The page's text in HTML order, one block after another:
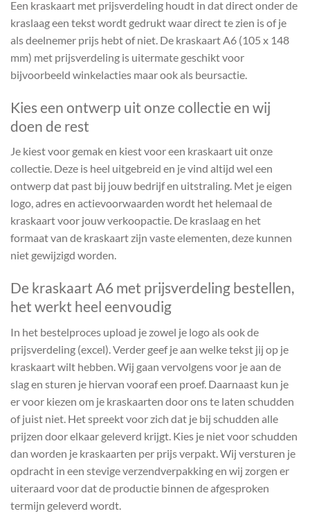
Een kraskaart met prijsverdeling houdt in dat direct onder de
kraslaag een tekst wordt gedrukt waar direct te zien is of je
als deelnemer prijs hebt of niet. De kraskaart A6 (105 x 148
mm) met prijsverdeling is uitermate geschikt voor
bijvoorbeeld winkelacties maar ook als beursactie.
Kies een ontwerp uit onze collectie en wij
doen de rest
Je kiest voor gemak en kiest voor een kraskaart uit onze
collectie. Deze is heel uitgebreid en je vind altijd wel een
ontwerp dat past bij jouw bedrijf en uitstraling. Met je eigen
logo, adres en actievoorwaarden wordt het helemaal de
kraskaart voor jouw verkoopactie. De kraslaag en het
formaat van de kraskaart zijn vaste elementen, deze kunnen
niet gewijzigd worden.
De kraskaart A6 met prijsverdeling bestellen,
het werkt heel eenvoudig
In het bestelproces upload je zowel je logo als ook de
prijsverdeling (excel). Verder geef je aan welke tekst jij op je
kraskaart wilt hebben. Wij gaan vervolgens voor je aan de
slag en sturen je hiervan vooraf een proef. Daarnaast kun je
er voor kiezen om je kraskaarten door ons te laten schudden
of juist niet. Het spreekt voor zich dat je bij schudden alle
prijzen door elkaar geleverd krijgt. Kies je niet voor schudden
dan worden je kraskaarten per prijs verpakt. Wij versturen je
opdracht in een stevige verzendverpakking en wij zorgen er
uiteraard voor dat de productie binnen de afgesproken
termijn geleverd wordt.